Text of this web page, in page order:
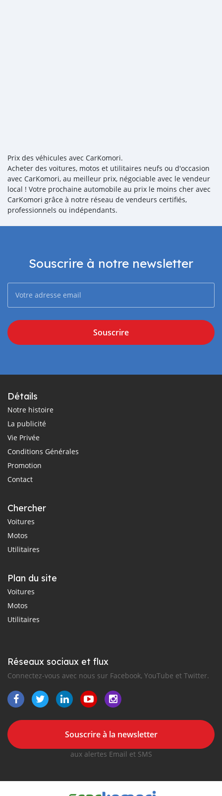
Prix des véhicules avec CarKomori.
Acheter des voitures, motos et utilitaires neufs ou d'occasion
avec CarKomori, au meilleur prix, négociable avec le vendeur
local ! Votre prochaine automobile au prix le moins cher avec
CarKomori grâce à notre réseau de vendeurs certifiés,
professionnels ou indépendants.
Souscrire à notre newsletter
Souscrire
Détails
Notre histoire
La publicité
Vie Privée
Conditions Générales
Promotion
Contact
Chercher
Voitures
Motos
Utilitaires
Plan du site
Voitures
Motos
Utilitaires
Réseaux sociaux et flux
Connectez-vous avec nous sur Facebook, YouTube et Twitter.
Souscrire à la newsletter
aux alertes Email et SMS